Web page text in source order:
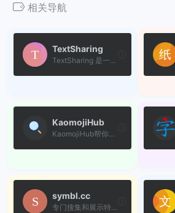
相关导航
TextSharing
TextSharing 是一款安全、私...
KaomojiHub
KaomojiHub帮你找到最合适的...
symbl.cc
专门搜集和展示特殊符号的网站